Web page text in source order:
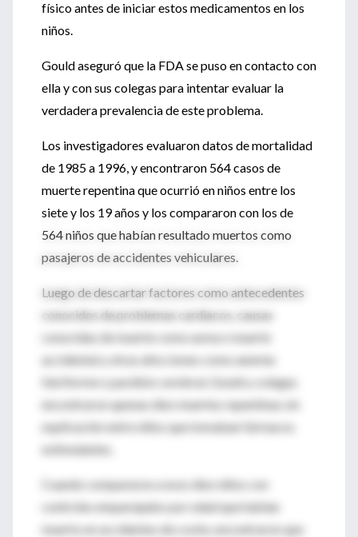
físico antes de iniciar estos medicamentos en los
niños.
Gould aseguró que la FDA se puso en contacto con
ella y con sus colegas para intentar evaluar la
verdadera prevalencia de este problema.
Los investigadores evaluaron datos de mortalidad
de 1985 a 1996, y encontraron 564 casos de
muerte repentina que ocurrió en niños entre los
siete y los 19 años y los compararon con los de
564 niños que habían resultado muertos como
pasajeros de accidentes vehiculares.
Luego de descartar factores como antecedentes
conocidos de problemas cardiacos, causas
conocidas de muerte como asma o muerte
accidental y otras afecciones como anemia
falciforme o parálisis cerebral, Gould y colegas
encontraron apenas diez muertes repentinas sin
explicación entre niños que tomaban fármacos
estimulantes.
Cuando compararon a esos diez niños con
controles emparejados por edad que habían
muerto en accidentes de coche, encontraron que